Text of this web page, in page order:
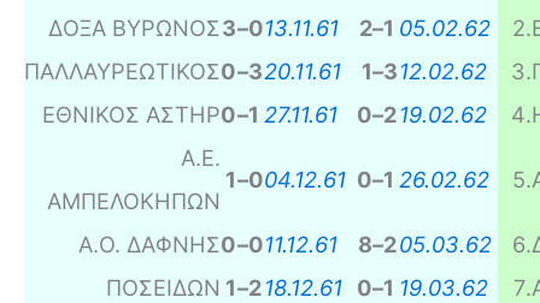
ΔΟΞΑ ΒΥΡΩΝΟΣ3–013.11.61 2–1 05.02.62 2.
ΠΑΛΛΑΥΡΕΩΤΙΚΟΣ0–320.11.61 1–312.02.62 3.
ΕΘΝΙΚΟΣ ΑΣΤΗΡ0–1 27.11.61 0–219.02.62 4.
Α.Ε.
ΑΜΠΕΛΟΚΗΠΩΝ
1–004.12.61 0–1 26.02.62 5.
Α.Ο. ΔΑΦΝΗΣ0–011.12.61 8–205.03.62 6.
ΠΟΣΕΙΔΩΝ 1–218.12.61 0–1 19.03.62 7.